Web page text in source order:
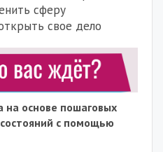
сферу
свое дело
на основе пошаговых
с помощью